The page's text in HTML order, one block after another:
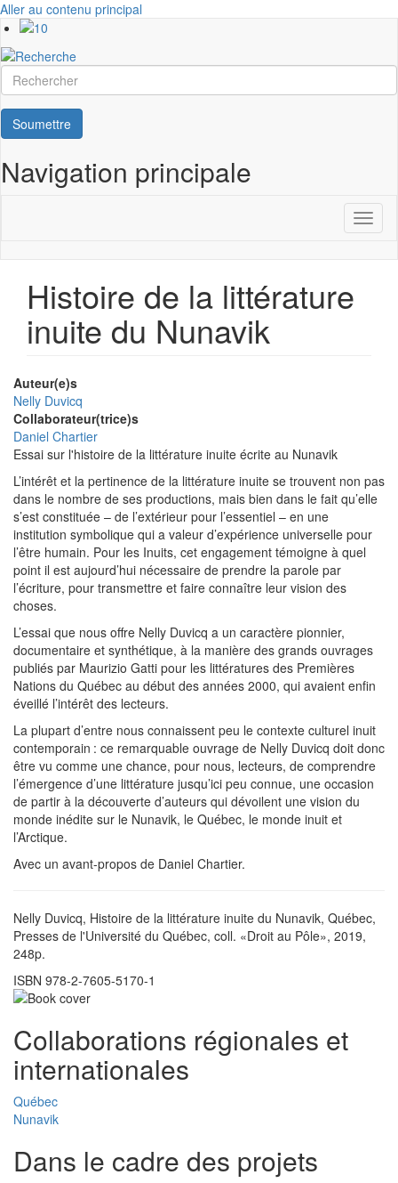
Aller au contenu principal
Rechercher
Soumettre
Navigation principale
Histoire de la littérature
inuite du Nunavik
Auteur(e)s
Nelly Duvicq
Collaborateur(trice)s
Daniel Chartier
Essai sur l'histoire de la littérature inuite écrite au Nunavik
L’intérêt et la pertinence de la littérature inuite se trouvent non pas
dans le nombre de ses productions, mais bien dans le fait qu’elle
s’est constituée – de l’extérieur pour l’essentiel – en une
institution symbolique qui a valeur d’expérience universelle pour
l’être humain. Pour les Inuits, cet engagement témoigne à quel
point il est aujourd’hui nécessaire de prendre la parole par
l’écriture, pour transmettre et faire connaître leur vision des
choses.
L’essai que nous offre Nelly Duvicq a un caractère pionnier,
documentaire et synthétique, à la manière des grands ouvrages
publiés par Maurizio Gatti pour les littératures des Premières
Nations du Québec au début des années 2000, qui avaient enfin
éveillé l’intérêt des lecteurs.
La plupart d’entre nous connaissent peu le contexte culturel inuit
contemporain : ce remarquable ouvrage de Nelly Duvicq doit donc
être vu comme une chance, pour nous, lecteurs, de comprendre
l’émergence d’une littérature jusqu’ici peu connue, une occasion
de partir à la découverte d’auteurs qui dévoilent une vision du
monde inédite sur le Nunavik, le Québec, le monde inuit et
l’Arctique.
Avec un avant-propos de Daniel Chartier.
Nelly Duvicq, Histoire de la littérature inuite du Nunavik, Québec,
Presses de l'Université du Québec, coll. «Droit au Pôle», 2019,
248p.
ISBN 978-2-7605-5170-1
Collaborations régionales et
internationales
Québec
Nunavik
Dans le cadre des projets